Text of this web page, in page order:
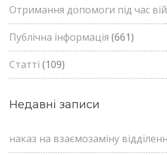
Отримання допомоги під час
Публічна інформація (661)
Статті (109)
Недавні записи
наказ на взаємозаміну